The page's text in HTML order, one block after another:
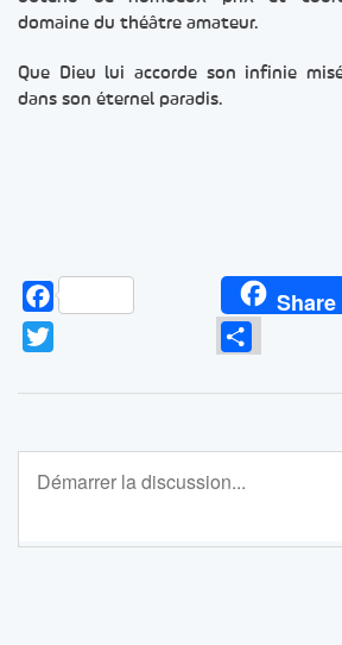
domaine du théâtre amateur.
Que Dieu lui accorde son infinie
dans son éternel paradis.
Facebook Share